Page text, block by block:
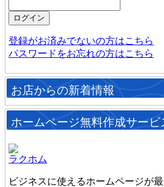
登録がお済みでないの方はこちら
パスワードをお忘れの方はこちら
お店からの新着情報
ホームページ無料作成サービ
ラクホム
ビジネスに使えるホームページが